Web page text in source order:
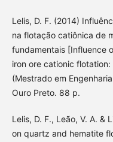
Lelis, D. F. (2014)
na flotação catiônica de
fundamentais [Influence
iron ore cationic
(Mestrado em
Ouro Preto. 88 p.
Lelis, D. F., Leão, V. A. &
on quartz and hematite